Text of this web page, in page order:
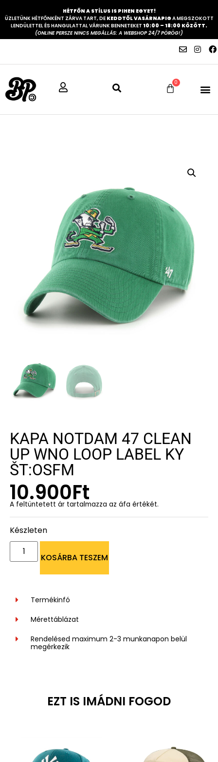
HÉTFŐN A STÍLUS IS PIHEN EGYET!
ÜZLETÜNK HÉTFŐNKÉNT ZÁRVA TART, DE KEDDTŐL VASÁRNAPIG A MEGSZOKOTT
LENDÜLETTEL ÉS HANGULATTAL VÁRUNK BENNETEKET 10:00 – 18:00 KÖZÖTT.
(ONLINE PERSZE NINCS MEGÁLLÁS: A WEBSHOP 24/7 PÖRÖG!)
0
KAPA NOTDAM 47 CLEAN
UP WNO LOOP LABEL KY
ŠT:OSFM
10.900Ft
A feltüntetett ár tartalmazza az áfa értékét.
Készleten
KOSÁRBA TESZEM
Termékinfó
Mérettáblázat
Rendelésed maximum 2-3 munkanapon belül
megérkezik
EZT IS IMÁDNI FOGOD